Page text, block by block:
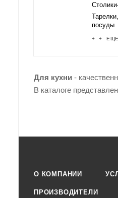
посуды
+ + ЕЩЕ
Для кухни -
В каталоге
О КОМПАНИИ
ПРОИЗВОДИТЕЛИ